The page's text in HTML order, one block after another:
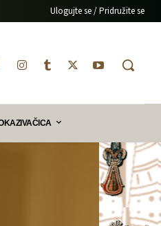
Ulogujte se / Pridružite se